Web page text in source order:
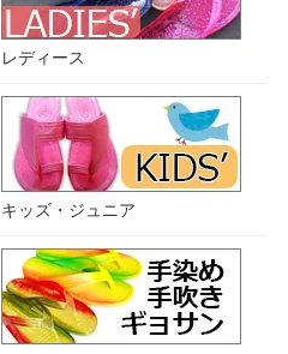
レディース
キッズ・ジュニア